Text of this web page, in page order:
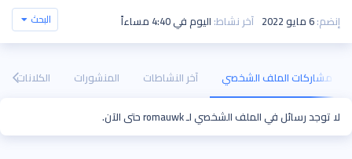
إنضم 6 مايو 2022 آخر نشاط اليوم في 4:40 مساءاً البحث
مشاركات الملف الشخصي آخر النشاطات المنشورات الكلانات
لا توجد رسائل في الملف الشخصي لـ romauwk حتى الآن.